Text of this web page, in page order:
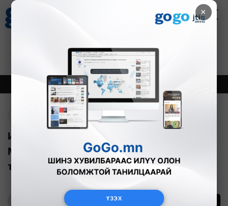
×
ҮЗЭХ
Зурхай
8.08
Онцлох Шинэ
Италийн Ерөнхийлөгч Сэржо
Маттарэлла ирэх жил Монгол Улсад
төрийн айлчлал хийнэ